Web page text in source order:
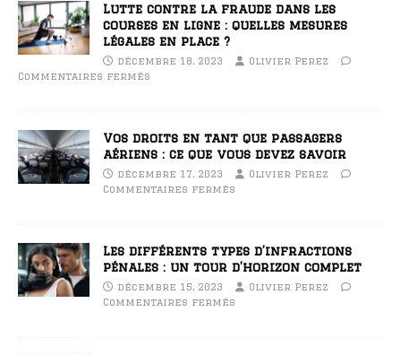
Lutte contre la fraude dans les
courses en ligne : quelles mesures
légales en place ?
décembre 18, 2023
Olivier Perez
Commentaires fermés
Vos droits en tant que passagers
aériens : ce que vous devez savoir
décembre 17, 2023
Olivier Perez
Commentaires fermés
Les différents types d’infractions
pénales : un tour d’horizon complet
décembre 15, 2023
Olivier Perez
Commentaires fermés